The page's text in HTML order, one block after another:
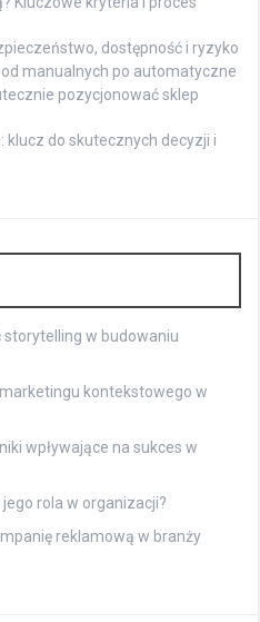
dostępność i ryzyko
manualnych po automatyczne
pozycjonować sklep
klucz do skutecznych decyzji i
w budowaniu
kontekstowego w
wpływające na sukces w
jego rola w organizacji?
reklamową w branży